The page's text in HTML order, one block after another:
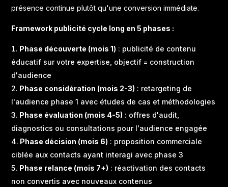
présence continue plutôt qu'une conversion immédiate.
Framework publicité cycle long en 5 phases :
Phase découverte (mois 1) : publicité de contenu
éducatif sur votre expertise, objectif = construction
d'audience
Phase considération (mois 2-3) : retargeting de
l'audience phase 1 avec études de cas et méthodologies
Phase évaluation (mois 4-5) : offres d'audit,
diagnostics ou consultations pour l'audience engagée
Phase décision (mois 6) : proposition commerciale
ciblée aux contacts ayant interagi avec phase 3
Phase relance (mois 7+) : réactivation des contacts
non convertis avec nouveaux contenus